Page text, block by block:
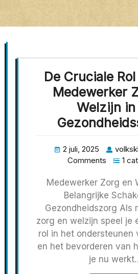
De Cruciale
Medewerker
Welzijn in
2 juli, 2025
Comments
1
Medewerker Zorg en
Belangrijke
Gezondheidszorg Als
zorg en welzijn speel je
rol in het ondersteunen
en het bevorderen van
je nu